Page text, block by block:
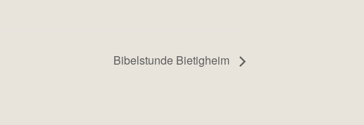
Bibelstunde Bietigheim